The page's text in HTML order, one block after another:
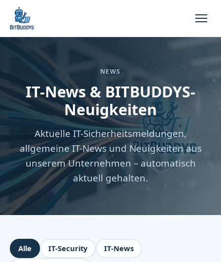
NEWS
IT-News & BITBUDDYS-
Neuigkeiten
Aktuelle IT-Sicherheitsmeldungen,
allgemeine IT-News und Neuigkeiten aus
unserem Unternehmen – automatisch
aktuell gehalten.
Alle IT-Security
IT-News